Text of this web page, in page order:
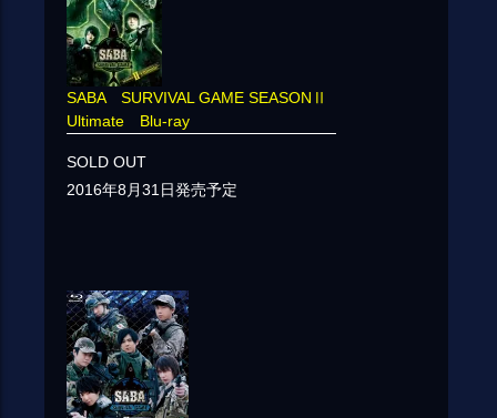
SABA SURVIVAL GAME SEASONⅡ
Ultimate Blu-ray
SOLD OUT
2016年8月31日発売予定